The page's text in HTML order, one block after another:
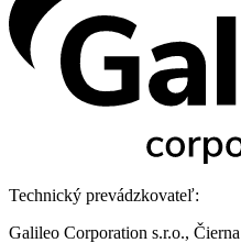
Technický prevádzkovateľ:
Galileo Corporation s.r.o.,